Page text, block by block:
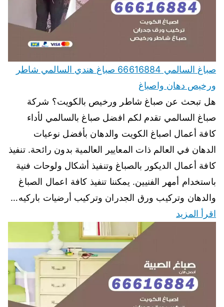
صباغ السالمي 66616884 صباغ هندي السالمي شاطر
ورخيص دهان واصباغ
هل تبحث عن صباغ شاطر ورخيص بالكويت؟ شركة
صباغ السالمي تقدم لكم افضل صباغ بالسالمي لأداء
كافة أعمال اصباغ الكويت والدهان بأفضل نوعيات
الدهان في العالم ذات المعايير العالمية بدون رائحة. تنفيذ
كافة أعمال الديكور بالصباغ وتنفيذ أشكال ولوحات فنية
باستخدام أمهر الفنيين. يمكننا تنفيذ كافة اعمال الصباغ
والدهان وتركيب ورق الجدران وتركيب أرضيات باركيه…
اقرأ المزيد